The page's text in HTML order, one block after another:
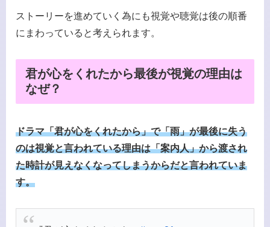
ストーリーを進めていく為にも視覚や聴覚は後の順番
にまわっていると考えられます。
君が心をくれたから最後が視覚の理由は
なぜ？
ドラマ「君が心をくれたから」で「雨」が最後に失う
のは視覚と言われている理由は「案内人」から渡され
た時計が見えなくなってしまうからだと言われていま
す。